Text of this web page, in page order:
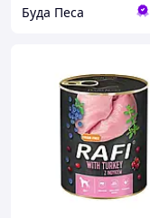
Буда Песа